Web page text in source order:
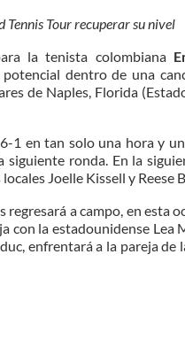
Tour recuperar su nivel
la tenista colombiana
dentro de una
de Naples, Florida
1 en tan solo una hora y
siguiente ronda. En la
Joelle Kissell y Reese
a campo, en esta
con la estadounidense
enfrentará a la pareja